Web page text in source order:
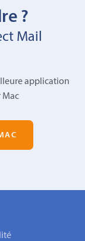
?
Mail
application
Mac